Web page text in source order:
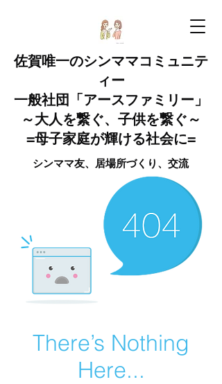
佐賀唯一のシンママコミュニテ
ィー
一般社団「アースファミリー」
～大人を繋ぐ、子供を繋ぐ～
=母子家庭が輝ける社会に=
​​​​​シンママ友、居場所づくり​、交流
There’s Nothing
Here...